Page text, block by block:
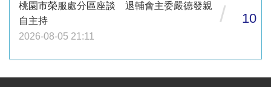
桃園市榮服處分區座談 退輔會主委嚴德發親
自主持
2026-08-05 21:11
/ 10